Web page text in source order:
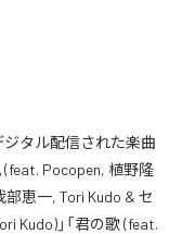
ジタル配信された楽曲
(feat. Pocopen, 植野隆
部恵一, Tori Kudo & セ
Kudo)」「君の歌 (feat.